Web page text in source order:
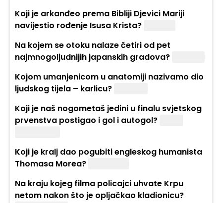
Koji je arkanđeo prema Bibliji Djevici Mariji
navijestio rođenje Isusa Krista?
Na kojem se otoku nalaze četiri od pet
najmnogoljudnijih japanskih gradova?
Kojom umanjenicom u anatomiji nazivamo dio
ljudskog tijela – karlicu?
Koji je naš nogometaš jedini u finalu svjetskog
prvenstva postigao i gol i autogol?
Koji je kralj dao pogubiti engleskog humanista
Thomasa Morea?
Na kraju kojeg filma policajci uhvate Krpu
netom nakon što je opljačkao kladionicu?